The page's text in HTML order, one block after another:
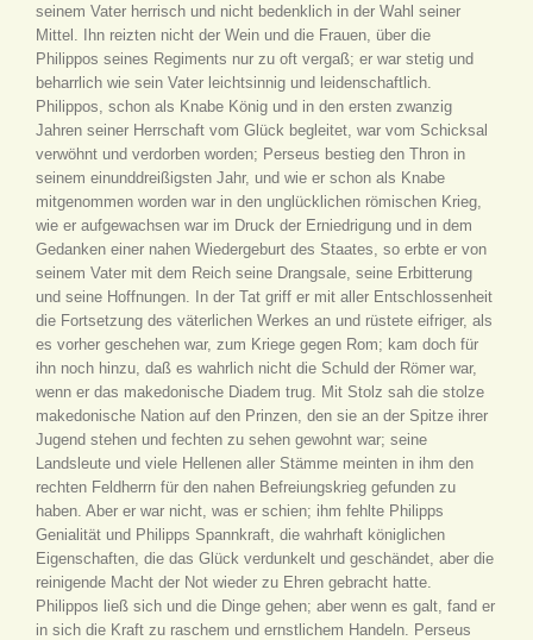
seinem Vater herrisch und nicht bedenklich in der Wahl seiner
Mittel. Ihn reizten nicht der Wein und die Frauen, über die
Philippos seines Regiments nur zu oft vergaß; er war stetig und
beharrlich wie sein Vater leichtsinnig und leidenschaftlich.
Philippos, schon als Knabe König und in den ersten zwanzig
Jahren seiner Herrschaft vom Glück begleitet, war vom Schicksal
verwöhnt und verdorben worden; Perseus bestieg den Thron in
seinem einunddreißigsten Jahr, und wie er schon als Knabe
mitgenommen worden war in den unglücklichen römischen Krieg,
wie er aufgewachsen war im Druck der Erniedrigung und in dem
Gedanken einer nahen Wiedergeburt des Staates, so erbte er von
seinem Vater mit dem Reich seine Drangsale, seine Erbitterung
und seine Hoffnungen. In der Tat griff er mit aller Entschlossenheit
die Fortsetzung des väterlichen Werkes an und rüstete eifriger, als
es vorher geschehen war, zum Kriege gegen Rom; kam doch für
ihn noch hinzu, daß es wahrlich nicht die Schuld der Römer war,
wenn er das makedonische Diadem trug. Mit Stolz sah die stolze
makedonische Nation auf den Prinzen, den sie an der Spitze ihrer
Jugend stehen und fechten zu sehen gewohnt war; seine
Landsleute und viele Hellenen aller Stämme meinten in ihm den
rechten Feldherrn für den nahen Befreiungskrieg gefunden zu
haben. Aber er war nicht, was er schien; ihm fehlte Philipps
Genialität und Philipps Spannkraft, die wahrhaft königlichen
Eigenschaften, die das Glück verdunkelt und geschändet, aber die
reinigende Macht der Not wieder zu Ehren gebracht hatte.
Philippos ließ sich und die Dinge gehen; aber wenn es galt, fand er
in sich die Kraft zu raschem und ernstlichem Handeln. Perseus